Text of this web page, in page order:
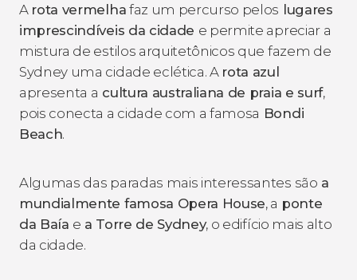
A rota vermelha faz um percurso pelos lugares
imprescindíveis da cidade e permite apreciar a
mistura de estilos arquitetônicos que fazem de
Sydney uma cidade eclética. A rota azul
apresenta a cultura australiana de praia e surf,
pois conecta a cidade com a famosa Bondi
Beach.
Algumas das paradas mais interessantes são a
mundialmente famosa Opera House, a ponte
da Baía e a Torre de Sydney, o edifício mais alto
da cidade.